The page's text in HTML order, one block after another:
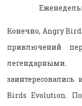
Конечно, Angry
приключений
Birds Evolution.